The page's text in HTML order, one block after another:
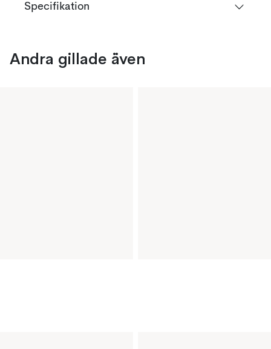
Specifikation
Andra gillade även